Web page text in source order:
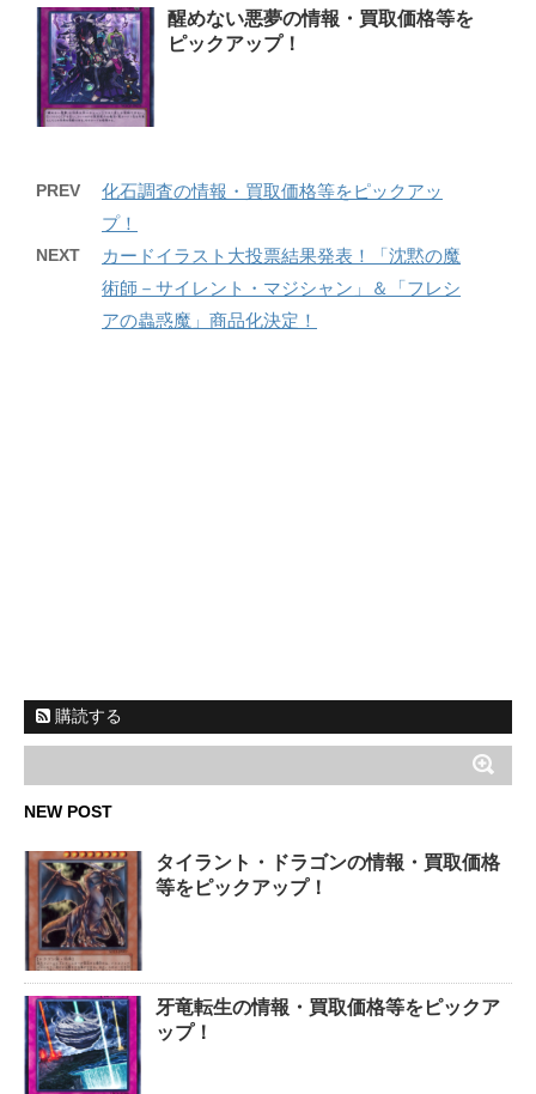
醒めない悪夢の情報・買取価格等を
ピックアップ！
PREV
化石調査の情報・買取価格等をピックアッ
プ！
NEXT
カードイラスト大投票結果発表！「沈黙の魔
術師－サイレント・マジシャン」＆「フレシ
アの蟲惑魔」商品化決定！
購読する
NEW POST
タイラント・ドラゴンの情報・買取価格
等をピックアップ！
牙竜転生の情報・買取価格等をピックア
ップ！